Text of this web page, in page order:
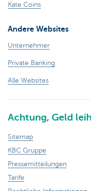
Kate Coins
Andere Websites
Unternehmer
Private Banking
Alle Websites
Achtung, Geld
Sitemap
KBC Gruppe
Pressemitteilungen
Tarife